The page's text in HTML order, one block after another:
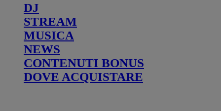
DJ
STREAM
MUSICA
NEWS
CONTENUTI BONUS
DOVE ACQUISTARE